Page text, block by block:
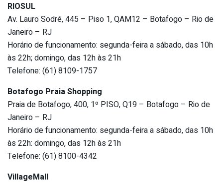
RIOSUL
Av. Lauro Sodré, 445 – Piso 1, QAM12 – Botafogo – Rio de
Janeiro – RJ
Horário de funcionamento: segunda-feira a sábado, das 10h
às 22h; domingo, das 12h às 21h
Telefone: (61) 8109-1757
Botafogo Praia Shopping
Praia de Botafogo, 400, 1º PISO, Q19 – Botafogo – Rio de
Janeiro – RJ
Horário de funcionamento: segunda-feira a sábado, das 10h
às 22h: domingo, das 12h às 21h
Telefone: (61) 8100-4342
VillageMall